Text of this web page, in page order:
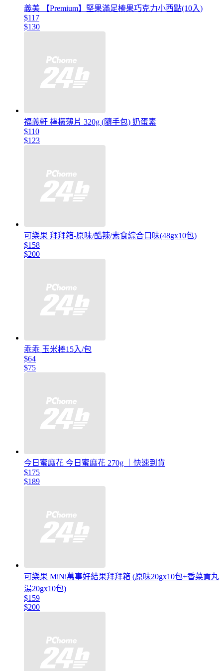
義美 【Premium】堅果滿足榛果巧克力小西點(10入)
$117
$130
福義軒 檸檬薄片 320g (隨手包) 奶蛋素
$110
$123
可樂果 拜拜箱-原味/酷辣/素食綜合口味(48gx10包)
$158
$200
乖乖 玉米棒15入/包
$64
$75
今日蜜麻花 今日蜜麻花 270g ｜快速到貨
$175
$189
可樂果 MiNi萬事好結果拜拜箱 (原味20gx10包+香菜貢丸
湯20gx10包)
$159
$200